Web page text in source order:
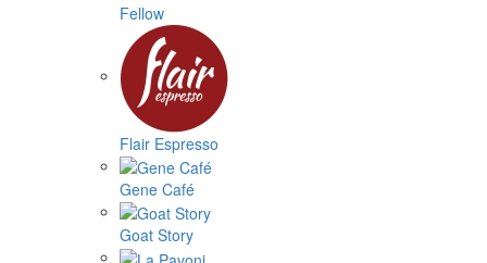
Fellow
Flair Espresso
Gene Café
Goat Story